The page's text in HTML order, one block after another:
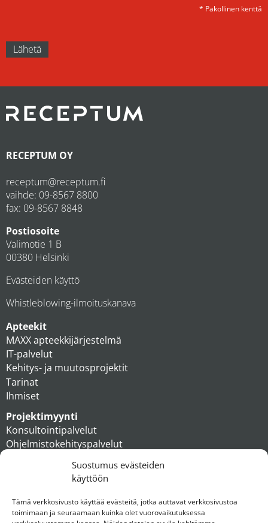
Suostumus evästeiden
käyttöön
Tämä verkkosivusto käyttää evästeitä, jotka auttavat verkkosivustoa
toimimaan ja seuraamaan kuinka olet vuorovaikutuksessa
* Pakollinen kenttä
RECEPTUM OY
receptum@receptum.fi
vaihde: 09-8567 8800
fax: 09-8567 8848
Postiosoite
Valimotie 1 B
00380 Helsinki
Evästeiden käyttö
Whistleblowing-ilmoituskanava
Apteekit
MAXX apteekkijärjestelmä
IT-palvelut
Kehitys- ja muutosprojektit
Tarinat
Ihmiset
Projektimyynti
Konsultointipalvelut
Ohjelmistokehityspalvelut
Ihmiset
Konserni